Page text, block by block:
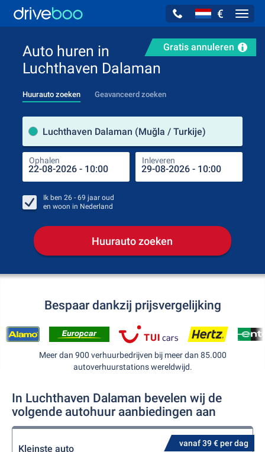
€
Gratis annuleren
Auto huren in
Luchthaven Dalaman
Huurauto zoeken Geavanceerd zoeken
Luchthaven Dalaman (Muğla / Turkije)
Ophalen Inleveren
Ik ben 26 - 69 jaar oud
en woon in Nederland
Huurauto zoeken
Bespaar dankzij prijsvergelijking
Meer dan 900 verhuurbedrijven bij meer dan 85.000
autoverhuurstations wereldwijd.
In Luchthaven Dalaman bevelen wij de
volgende autohuur aanbiedingen aan
vanaf 39 € per dag
Kleinste auto